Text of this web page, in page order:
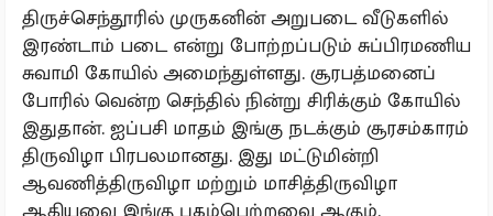
திருச்செந்தூரில் முருகனின் அறுபடை வீடுகளில்
இரண்டாம் படை என்று போற்றப்படும் சுப்பிரமணிய
சுவாமி கோயில் அமைந்துள்ளது. சூரபத்மனைப்
போரில் வென்ற செந்தில் நின்று சிரிக்கும் கோயில்
இதுதான். ஐப்பசி மாதம் இங்கு நடக்கும் சூரசம்காரம்
திருவிழா பிரபலமானது. இது மட்டுமின்றி
ஆவணித்திருவிழா மற்றும் மாசித்திருவிழா